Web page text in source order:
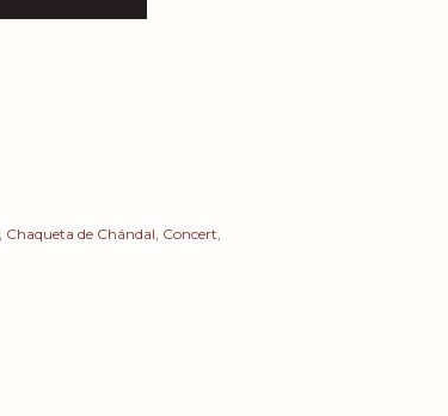
Chaqueta de Chándal Concert